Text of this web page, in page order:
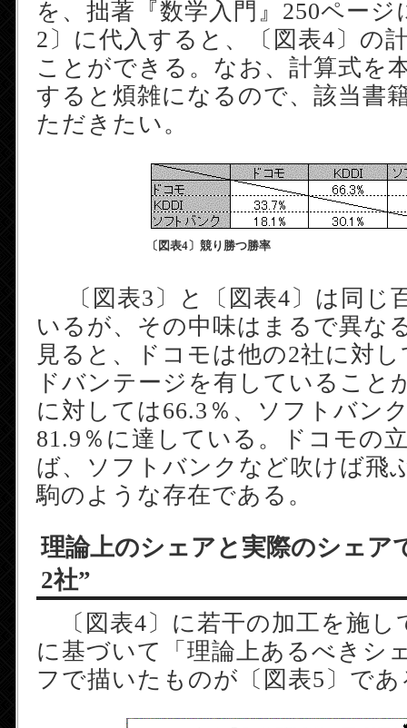
を、拙著『数学入門』250ページ
2〕に代入すると、〔図表4〕の
ことができる。なお、計算式を
すると煩雑になるので、該当書
ただきたい。
〔図表4〕競り勝つ勝率
〔図表3〕と〔図表4〕は同じ
いるが、その中味はまるで異な
見ると、ドコモは他の2社に対
ドバンテージを有していること
に対しては66.3％、ソフトバン
81.9％に達している。ドコモの
ば、ソフトバンクなど吹けば飛
駒のような存在である。
理論上のシェアと実際のシェア
2社”
〔図表4〕に若干の加工を施し
に基づいて「理論上あるべきシ
フで描いたものが〔図表5〕であ